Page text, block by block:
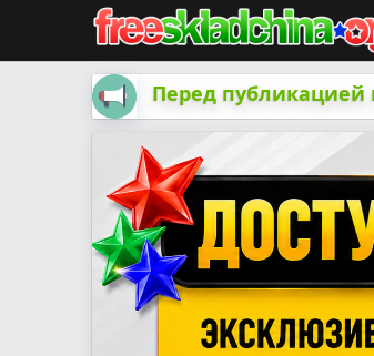
Перед публикацией